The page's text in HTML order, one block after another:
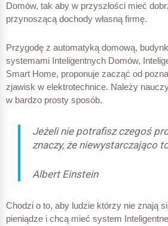
Domów, tak aby w przyszłości mieć
przynoszącą dochody własną firmę.
Przygodę z automatyką domową,
systemami Inteligentnych Domów,
Smart Home, proponuje zacząć od
zjawisk w elektrotechnice. Należy
w bardzo prosty sposób.
Jeżeli nie potrafisz czegoś
znaczy, że niewystarczająco
Albert Einstein
Chodzi o to, aby ludzie którzy nie znają
pieniądze i chcą mieć system